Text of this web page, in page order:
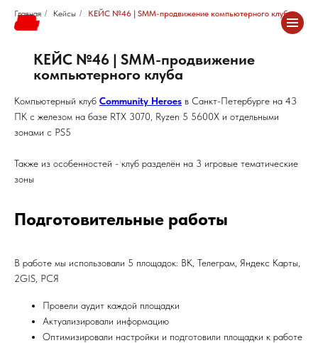
Главная / Кейсы / КЕЙС №46 | SMM-продвижение компьютерного клуба
КЕЙС №46 | SMM-продвижение
компьютерного клуба
Компьютерный клуб Community Heroes в Санкт-Петербурге на 43
ПК с железом на базе RTX 3070, Ryzen 5 5600X и отдельными
зонами с PS5
Также из особенностей - клуб разделён на 3 игровые тематические
зоны
Подготовительные работы
В работе мы использовали 5 площадок: ВК, Телеграм, Яндекс Карты,
2GIS, РСЯ
Провели аудит каждой площадки
Актуализировали информацию
Оптимизировали настройки и подготовили площадки к работе